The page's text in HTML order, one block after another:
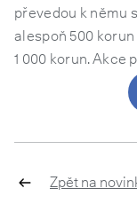
převedou k němu
alespoň 500
1 000 korun. Akce
Zpět na